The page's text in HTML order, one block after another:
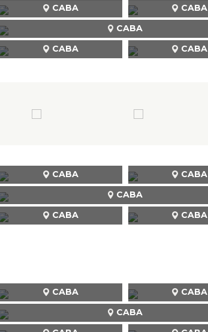
CABA CABA
CABA
CABA CABA
CABA CABA
CABA
CABA CABA
CABA CABA
CABA